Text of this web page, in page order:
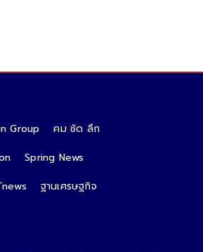
Group
คม ชัด ลึก
Spring News
ฐานเศรษฐกิจ